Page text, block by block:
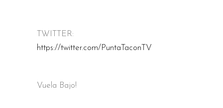
TWITTER:
https://twitter.com/PuntaTaconTV
Vuela Bajo!